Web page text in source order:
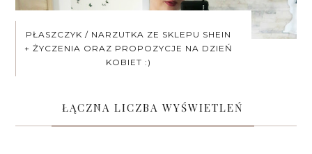
PŁASZCZYK / NARZUTKA ZE SKLEPU SHEIN
+ ŻYCZENIA ORAZ PROPOZYCJE NA DZIEŃ
KOBIET :)
ŁĄCZNA LICZBA WYŚWIETLEŃ